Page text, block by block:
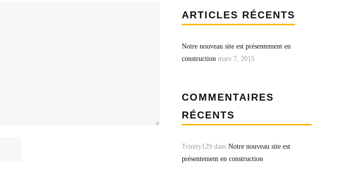
ARTICLES RÉCENTS
Notre nouveau site est présentement en
construction mars 7, 2015
COMMENTAIRES
RÉCENTS
Trinity129dans Notre nouveau site est
présentement en construction